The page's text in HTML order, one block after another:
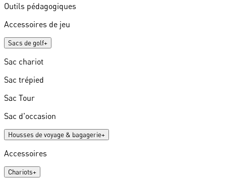
Outils pédagogiques
Accessoires de jeu
Sacs de golf+
Sac chariot
Sac trépied
Sac Tour
Sac d'occasion
Housses de voyage & bagagerie+
Accessoires
Chariots+